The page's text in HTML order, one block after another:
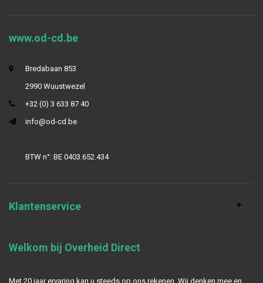
www.od-cd.be
Bredabaan 853
2990 Wuustwezel
+32 (0) 3 633 87 40
info@od-cd.be
BTW n°: BE 0403.652.434
Klantenservice
Welkom bij Overheid Direct
Met 20 jaar ervaring kan u steeds op ons rekenen. Wij denken mee en